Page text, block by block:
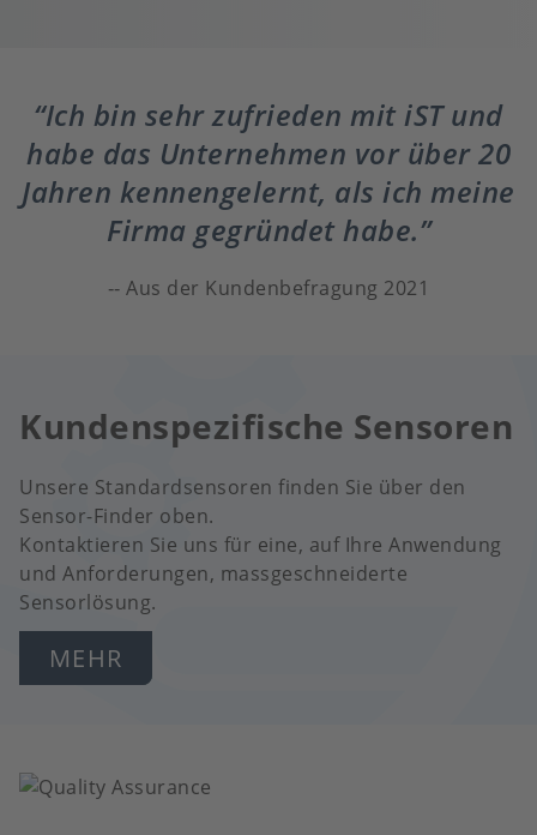
Ich bin sehr zufrieden mit iST und
habe das Unternehmen vor über 20
Jahren kennengelernt, als ich meine
Firma gegründet habe.
Aus der Kundenbefragung 2021
Kundenspezifische Sensoren
Unsere Standardsensoren finden Sie über den
Sensor-Finder oben.
Kontaktieren Sie uns für eine, auf Ihre Anwendung
und Anforderungen, massgeschneiderte
Sensorlösung.
MEHR